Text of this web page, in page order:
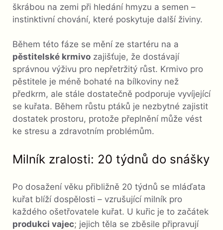
škrábou na zemi při hledání hmyzu a semen –
instinktivní chování, které poskytuje další živiny.
Během této fáze se mění ze startéru na a
pěstitelské krmivo zajišťuje, že dostávají
správnou výživu pro nepřetržitý růst. Krmivo pro
pěstitele je méně bohaté na bílkoviny než
předkrm, ale stále dostatečně podporuje vyvíjející
se kuřata. Během růstu ptáků je nezbytné zajistit
dostatek prostoru, protože přeplnění může vést
ke stresu a zdravotním problémům.
Milník zralosti: 20 týdnů do snášky
Po dosažení věku přibližně 20 týdnů se mláďata
kuřat blíží dospělosti – vzrušující milník pro
každého ošetřovatele kuřat. U kuřic je to začátek
produkci vajec; jejich těla se zběsile připravují